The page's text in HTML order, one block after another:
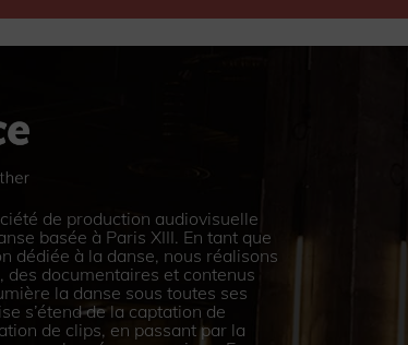
de production audiovisuelle
basée à Paris XIII. En tant que
dédiée à la danse, nous réalisons
documentaires et contenus
la danse sous toutes ses
s’étend de la captation de
de clips, en passant par la